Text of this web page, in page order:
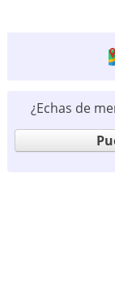
¿Echas de